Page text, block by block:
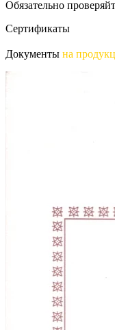
Обязательно
Сертификаты
Документы на